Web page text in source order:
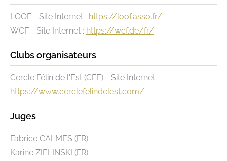
LOOF - Site Internet : https://loof.asso.fr/
WCF - Site Internet : https://wcf.de/fr/
Clubs organisateurs
Cercle Félin de l'Est (CFE) - Site Internet :
https://www.cerclefelindelest.com/
Juges
Fabrice CALMES (FR)
Karine ZIELINSKI (FR)